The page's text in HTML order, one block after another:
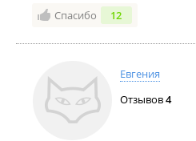
новом ФИО переданы в СФР
зарегистрированных лиц
анкетных данных,
заявление. Нельзя было мне
могу сделать все через
беременную на 8 месяце,
Спасибо 12
Евгения
Отзывов4